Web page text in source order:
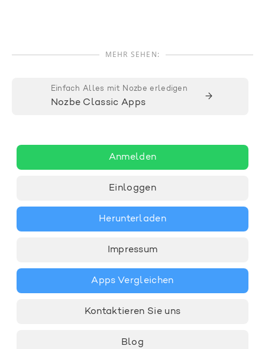
MEHR SEHEN:
Einfach Alles mit Nozbe erledigen
Nozbe Classic Apps
→
Anmelden
Einloggen
Herunterladen
Impressum
Apps Vergleichen
Kontaktieren Sie uns
Blog